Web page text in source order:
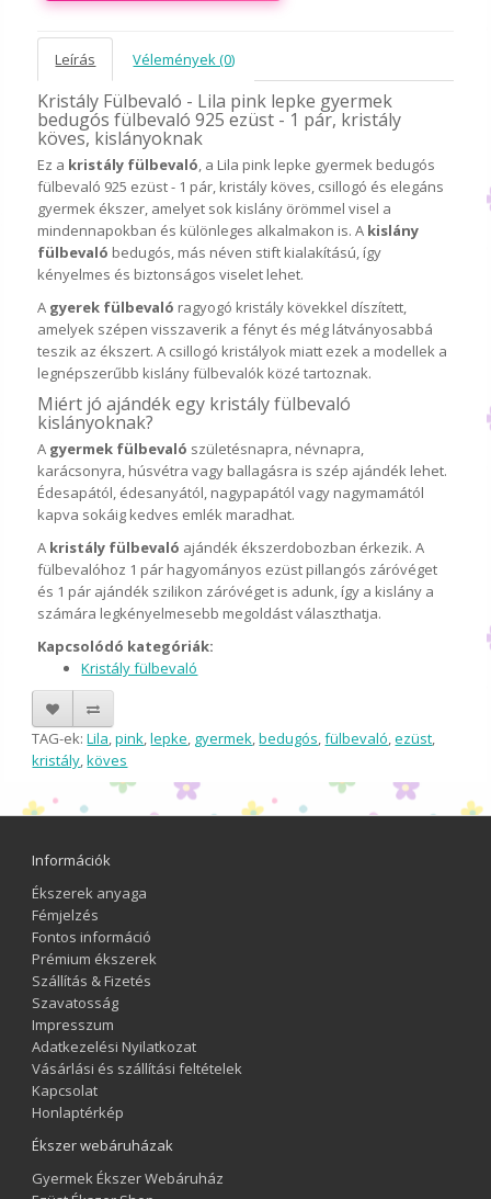
Leírás Vélemények (0)
Kristály Fülbevaló - Lila pink lepke gyermek
bedugós fülbevaló 925 ezüst - 1 pár, kristály
köves, kislányoknak
Ez a kristály fülbevaló, a Lila pink lepke gyermek bedugós
fülbevaló 925 ezüst - 1 pár, kristály köves, csillogó és elegáns
gyermek ékszer, amelyet sok kislány örömmel visel a
mindennapokban és különleges alkalmakon is. A kislány
fülbevaló bedugós, más néven stift kialakítású, így
kényelmes és biztonságos viselet lehet.
A gyerek fülbevaló ragyogó kristály kövekkel díszített,
amelyek szépen visszaverik a fényt és még látványosabbá
teszik az ékszert. A csillogó kristályok miatt ezek a modellek a
legnépszerűbb kislány fülbevalók közé tartoznak.
Miért jó ajándék egy kristály fülbevaló
kislányoknak?
A gyermek fülbevaló születésnapra, névnapra,
karácsonyra, húsvétra vagy ballagásra is szép ajándék lehet.
Édesapától, édesanyától, nagypapától vagy nagymamától
kapva sokáig kedves emlék maradhat.
A kristály fülbevaló ajándék ékszerdobozban érkezik. A
fülbevalóhoz 1 pár hagyományos ezüst pillangós záróvéget
és 1 pár ajándék szilikon záróvéget is adunk, így a kislány a
számára legkényelmesebb megoldást választhatja.
Kapcsolódó kategóriák:
Kristály fülbevaló
TAG-ek:Lila,pink,lepke, gyermek,bedugós,fülbevaló,ezüst,
kristály,köves
Információk
Ékszerek anyaga
Fémjelzés
Fontos információ
Prémium ékszerek
Szállítás & Fizetés
Szavatosság
Impresszum
Adatkezelési Nyilatkozat
Vásárlási és szállítási feltételek
Kapcsolat
Honlaptérkép
Ékszer webáruházak
Gyermek Ékszer Webáruház